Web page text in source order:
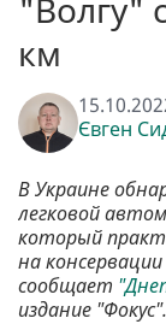
"Волгу"
км
Євген
В Украине
легковой
который
на
сообщает
издание "Фокус".